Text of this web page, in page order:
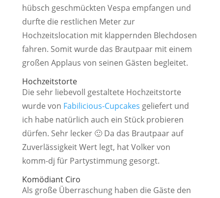
hübsch geschmückten Vespa empfangen und
durfte die restlichen Meter zur
Hochzeitslocation mit klappernden Blechdosen
fahren. Somit wurde das Brautpaar mit einem
großen Applaus von seinen Gästen begleitet.
Hochzeitstorte
Die sehr liebevoll gestaltete Hochzeitstorte
wurde von Fabilicious-Cupcakes geliefert und
ich habe natürlich auch ein Stück probieren
dürfen. Sehr lecker 🙂 Da das Brautpaar auf
Zuverlässigkeit Wert legt, hat Volker von
komm-dj für Partystimmung gesorgt.
Komödiant Ciro
Als große Überraschung haben die Gäste den